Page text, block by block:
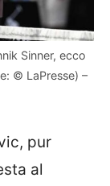
Sinner, ecco
© LaPresse) –
pur
al